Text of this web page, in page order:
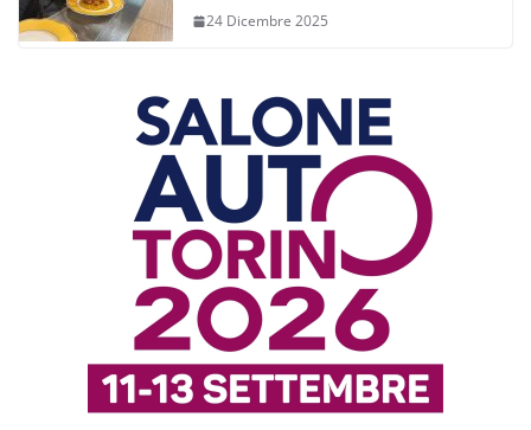
24 Dicembre 2025